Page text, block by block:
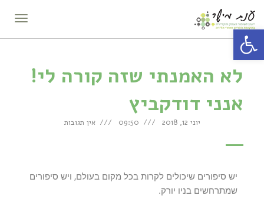
פתח סרגל נגישות
לא האמנתי שזה קורה לי!
אנני דודקביץ
יוני 12, 2018 09:50 אין תגובות
יש סיפורים שיכולים לקרות בכל מקום בעולם, ויש סיפורים
שמתרחשים בניו יורק.